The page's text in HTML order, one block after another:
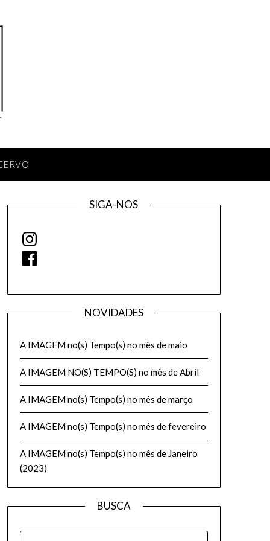
SIGA-NOS
Instagram
Facebook
NOVIDADES
A IMAGEM no(s) Tempo(s) no mês de maio
A IMAGEM NO(S) TEMPO(S) no mês de Abril
A IMAGEM no(s) Tempo(s) no mês de março
A IMAGEM no(s) Tempo(s) no mês de fevereiro
A IMAGEM no(s) Tempo(s) no mês de Janeiro
(2023)
BUSCA